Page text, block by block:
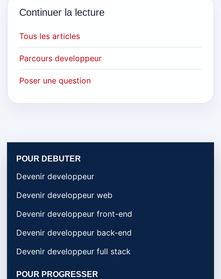
Continuer la lecture
Tous les articles
Parcours developpeur
Poser une question
POUR DEBUTER
Devenir developpeur
Devenir developpeur web
Devenir developpeur front-end
Devenir developpeur back-end
Devenir developpeur full stack
POUR PROGRESSER